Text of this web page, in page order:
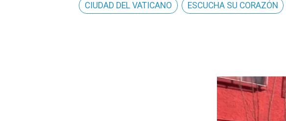
CIUDAD DEL VATICANO ESCUCHA SU CORAZÓN